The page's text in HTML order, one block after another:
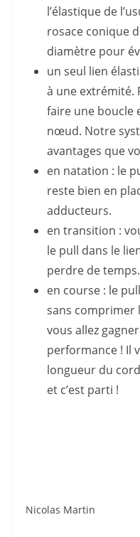
l’élastique de
rosace conique
diamètre pour
un seul lien
à une extrémité.
faire une boucle
nœud. Notre
avantages que
en natation : le
reste bien en
adducteurs.
en transition :
le pull dans le
perdre de temps.
en course : le
sans comprimer
vous allez
performance ! Il
longueur du
et c’est parti !
Nicolas Martin